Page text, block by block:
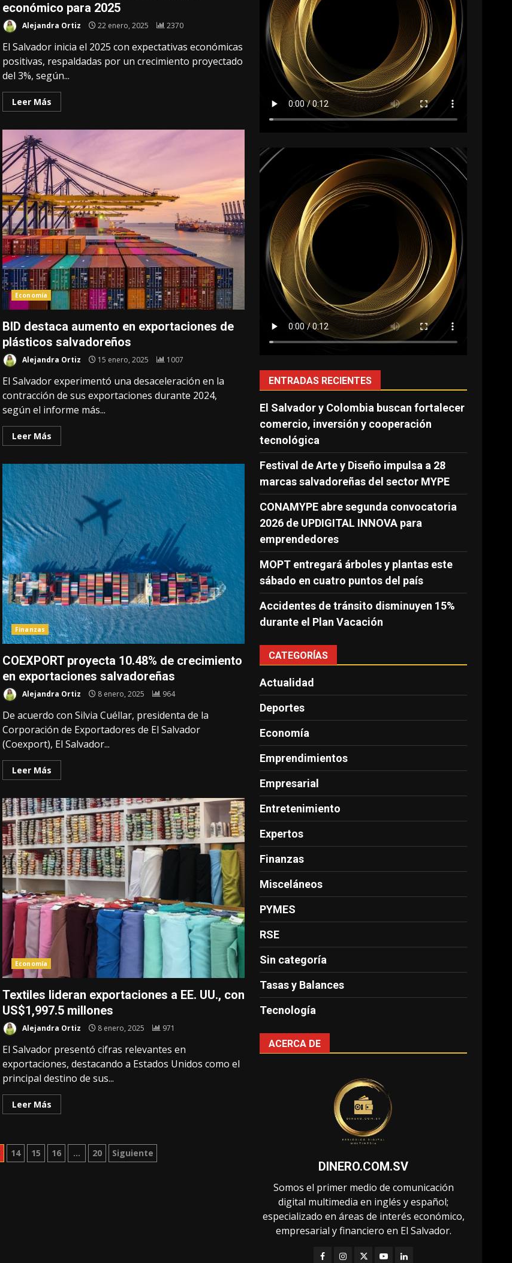
económico para 2025
Alejandra Ortiz 22 enero, 2025 2370
El Salvador inicia el 2025 con expectativas económicas
positivas, respaldadas por un crecimiento proyectado
del 3%, según...
Leer Más
Economía
BID destaca aumento en exportaciones de
plásticos salvadoreños
Alejandra Ortiz 15 enero, 2025 1007
El Salvador experimentó una desaceleración en la
contracción de sus exportaciones durante 2024,
según el informe más...
Leer Más
Finanzas
COEXPORT proyecta 10.48% de crecimiento
en exportaciones salvadoreñas
Alejandra Ortiz 8 enero, 2025 964
De acuerdo con Silvia Cuéllar, presidenta de la
Corporación de Exportadores de El Salvador
(Coexport), El Salvador...
Leer Más
Economía
Textiles lideran exportaciones a EE. UU., con
US$1,997.5 millones
Alejandra Ortiz 8 enero, 2025 971
El Salvador presentó cifras relevantes en
exportaciones, destacando a Estados Unidos como el
principal destino de sus...
Leer Más
14 15 16 … 20 Siguiente
ENTRADAS RECIENTES
El Salvador y Colombia buscan fortalecer
comercio, inversión y cooperación
tecnológica
Festival de Arte y Diseño impulsa a 28
marcas salvadoreñas del sector MYPE
CONAMYPE abre segunda convocatoria
2026 de UPDIGITAL INNOVA para
emprendedores
MOPT entregará árboles y plantas este
sábado en cuatro puntos del país
Accidentes de tránsito disminuyen 15%
durante el Plan Vacación
CATEGORÍAS
Actualidad
Deportes
Economía
Emprendimientos
Empresarial
Entretenimiento
Expertos
Finanzas
Misceláneos
PYMES
RSE
Sin categoría
Tasas y Balances
Tecnología
ACERCA DE
DINERO.COM.SV
Somos el primer medio de comunicación
digital multimedia en inglés y español;
especializado en áreas de interés económico,
empresarial y financiero en El Salvador.